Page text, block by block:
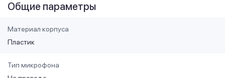
Общие параметры
Материал корпуса
Пластик
Тип микрофона